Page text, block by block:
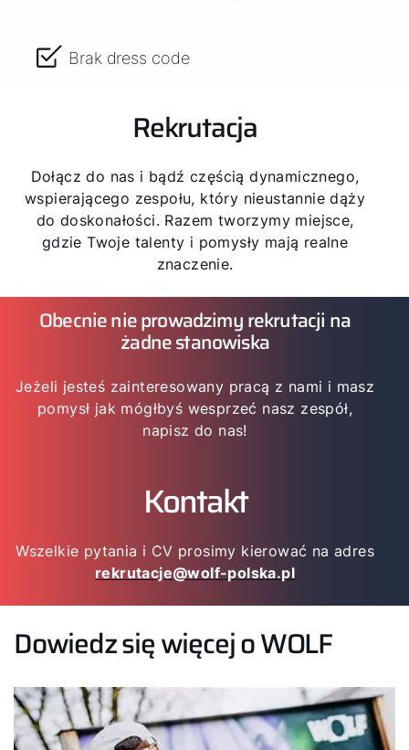
Brak dress code
Rekrutacja
Dołącz do nas i bądź częścią dynamicznego,
wspierającego zespołu, który nieustannie dąży
do doskonałości. Razem tworzymy miejsce,
gdzie Twoje talenty i pomysły mają realne
znaczenie.
Obecnie nie prowadzimy rekrutacji na
żadne stanowiska
Jeżeli jesteś zainteresowany pracą z nami i masz
pomysł jak mógłbyś wesprzeć nasz zespół,
napisz do nas!
Kontakt
Wszelkie pytania i CV prosimy kierować na adres
rekrutacje@wolf-polska.pl
Dowiedz się więcej o WOLF